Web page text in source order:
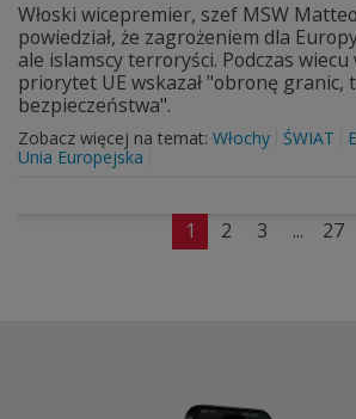
Włoski wicepremier, szef MSW
powiedział, że zagrożeniem dla
ale islamscy terroryści. Podczas
priorytet UE wskazał "obronę granic,
bezpieczeństwa".
Zobacz więcej na temat: Włochy ŚWIAT
Unia Europejska
1 2 3 ... 27